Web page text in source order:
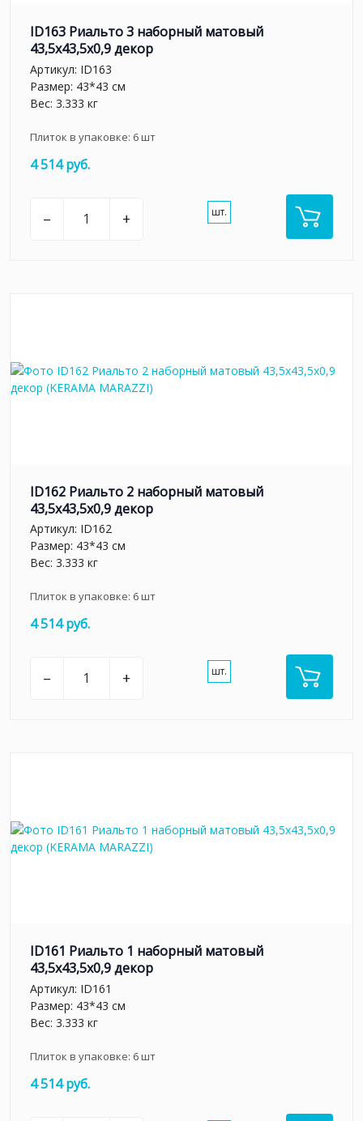
ID163 Риальто 3 наборный матовый
43,5x43,5x0,9 декор
Артикул: ID163
Размер: 43*43 см
Вес: 3.333 кг
Плиток в упаковке: 6шт
4 514 руб.
– + шт.
ID162 Риальто 2 наборный матовый
43,5x43,5x0,9 декор
Артикул: ID162
Размер: 43*43 см
Вес: 3.333 кг
Плиток в упаковке: 6шт
4 514 руб.
– + шт.
ID161 Риальто 1 наборный матовый
43,5x43,5x0,9 декор
Артикул: ID161
Размер: 43*43 см
Вес: 3.333 кг
Плиток в упаковке: 6шт
4 514 руб.